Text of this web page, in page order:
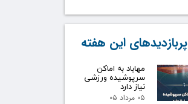
مهاباد به اماکن
سرپوشیده ورزشی
نیاز دارد
۰۵ مرداد ۰۵
پربازدیدهای این هفته